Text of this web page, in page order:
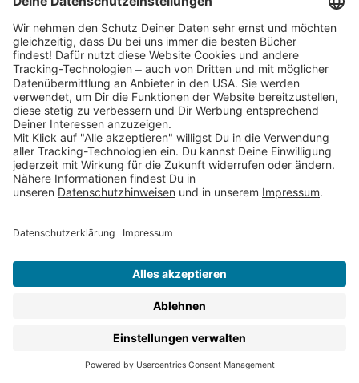
spannend oder lustig, obSachbuchoder Bücher, mit
dem Dein Kind stundenlang in eine andere Welt
abtauchen kann, ob für ungeübte LeserInnen oder für
kleine VielleserInnen – hier findest Du all unsere Bücher
für Kinder ab 8 Jahren.
Für Kinder ab 8 erscheinen in den Thienemann
Verlagen:
Sachbücher für Kinder
Kinderbuch-Reihen
Lernbücher & Rätselbücher
Christliche Kinderbücher
Kinderbuch-Ebooks